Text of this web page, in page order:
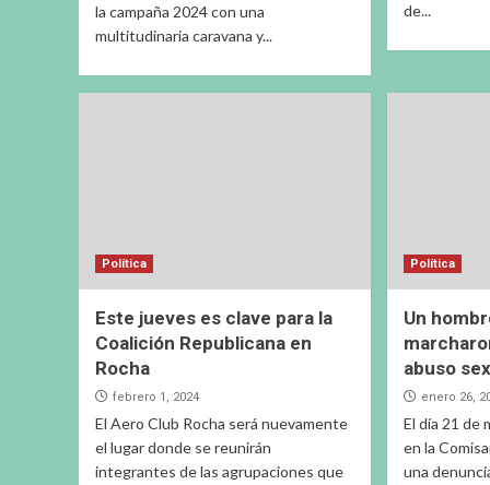
la campaña 2024 con una
multitudinaria caravana y...
de...
Política
Este jueves es clave para la
Coalición Republicana en
Rocha
febrero 1, 2024
El Aero Club Rocha será nuevamente
el lugar donde se reunirán
integrantes de las agrupaciones que
Política
Un
abuso
enero 26,
El día 21 de
en la
una